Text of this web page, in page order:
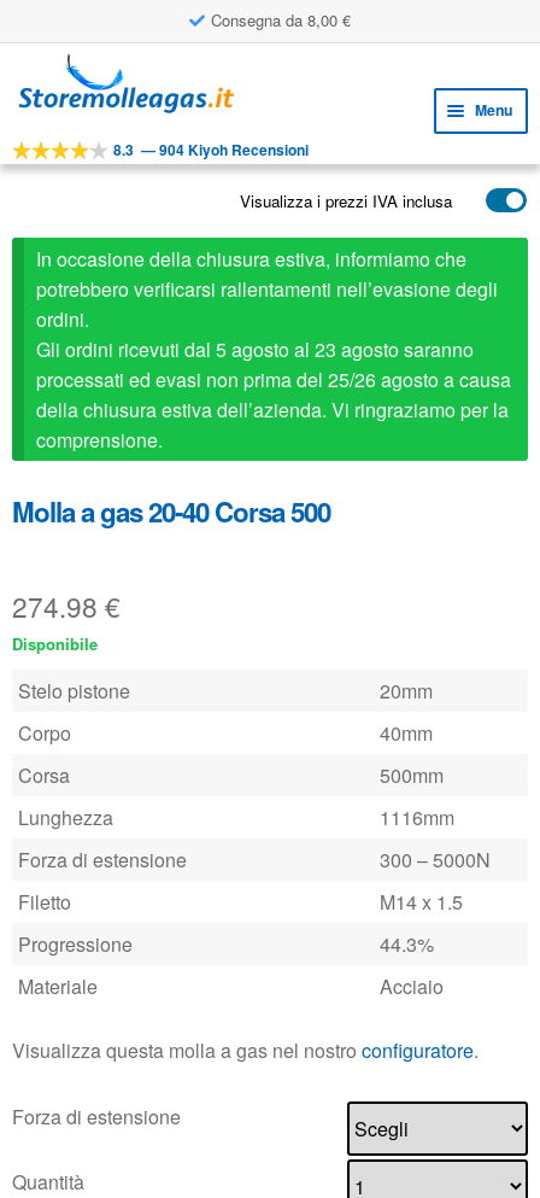
Consegna da 8,00 €
alla
al
Menu
STRUMENTI
il
menu
child
child
APPLICAZIONI
SERVIZIO CLIENTI
child
FAQ
8.3 —904 Kiyoh Recensioni
Visualizza i prezzi IVA inclusa
In occasione della chiusura estiva, informiamo che
potrebbero verificarsi rallentamenti nell’evasione degli
ordini.
Gli ordini ricevuti dal 5 agosto al 23 agosto saranno
processati ed evasi non prima del 25/26 agosto a causa
della chiusura estiva dell’azienda. Vi ringraziamo per la
comprensione.
Molla a gas 20-40 Corsa 500
274.98 €
Disponibile
Stelo pistone
20mm
Corpo
40mm
Corsa
500mm
Lunghezza
1116mm
Forza di estensione
300 – 5000N
Filetto
M14 x 1.5
Progressione
44.3%
Materiale
Acciaio
Visualizza questa molla a gas nel nostro configuratore.
Forza di estensione
Quantità